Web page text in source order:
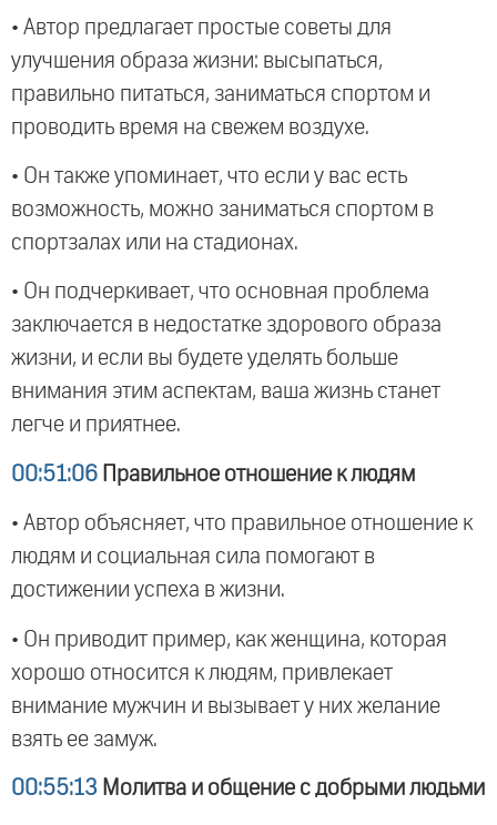
• Автор предлагает простые советы для
улучшения образа жизни: высыпаться,
правильно питаться, заниматься спортом и
проводить время на свежем воздухе.
• Он также упоминает, что если у вас есть
возможность, можно заниматься спортом в
спортзалах или на стадионах.
• Он подчеркивает, что основная проблема
заключается в недостатке здорового образа
жизни, и если вы будете уделять больше
внимания этим аспектам, ваша жизнь станет
легче и приятнее.
00:51:06 Правильное отношение к людям
• Автор объясняет, что правильное отношение к
людям и социальная сила помогают в
достижении успеха в жизни.
• Он приводит пример, как женщина, которая
хорошо относится к людям, привлекает
внимание мужчин и вызывает у них желание
взять ее замуж.
00:55:13 Молитва и общение с добрыми людьми